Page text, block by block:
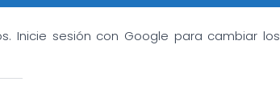
Inicie sesión con Google para cambiar los